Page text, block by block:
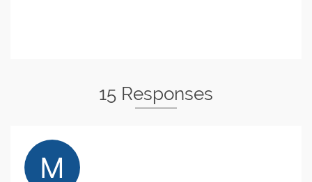
15 Responses